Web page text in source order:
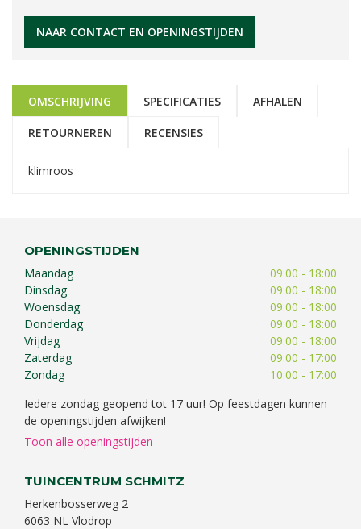
NAAR CONTACT EN OPENINGSTIJDEN
OMSCHRIJVING SPECIFICATIES AFHALEN
RETOURNEREN RECENSIES
klimroos
OPENINGSTIJDEN
Maandag
09:00 - 18:00
Dinsdag
09:00 - 18:00
Woensdag
09:00 - 18:00
Donderdag
09:00 - 18:00
Vrijdag
09:00 - 18:00
Zaterdag
09:00 - 17:00
Zondag
10:00 - 17:00
Iedere zondag geopend tot 17 uur! Op feestdagen kunnen
de openingstijden afwijken!
Toon alle openingstijden
TUINCENTRUM SCHMITZ
Herkenbosserweg 2
6063 NL Vlodrop